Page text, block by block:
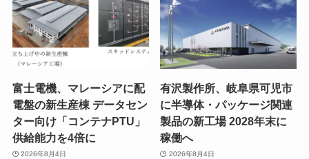
富士電機、マレーシアに配
電盤の新生産棟 データセン
ター向け「コンテナPTU」
供給能力を4倍に
2026年8月4日
有沢製作所、岐阜県可児市
に半導体・パッケージ関連
製品の新工場 2028年末に
稼働へ
2026年8月4日